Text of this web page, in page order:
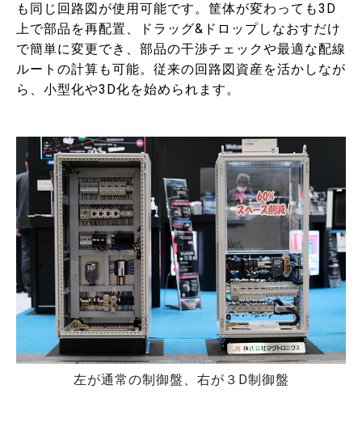
も同じ回路図が使用可能です。筐体が変わっても3D
上で部品を再配置、ドラッグ&ドロップしなおすだけ
で簡単に変更でき、部品の干渉チェックや最適な配線
ルートの計算も可能。従来の回路図資産を活かしなが
ら、小型化や3D化を始められます。
左が通常の制御盤、右が３D制御盤